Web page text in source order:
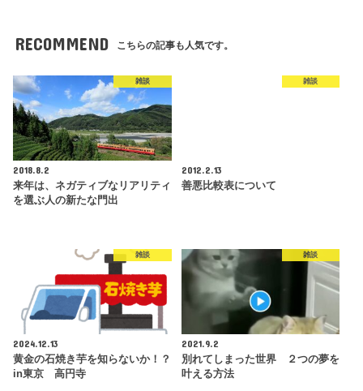
RECOMMEND こちらの記事も人気です。
雑談
2018.8.2
来年は、ネガティブなリアリティ
を選ぶ人の新たな門出
雑談
2012.2.13
善悪比較表について
雑談
2024.12.13
黄金の石焼き芋を知らないか！？
in東京 高円寺
雑談
2021.9.2
別れてしまった世界 ２つの夢を
叶える方法